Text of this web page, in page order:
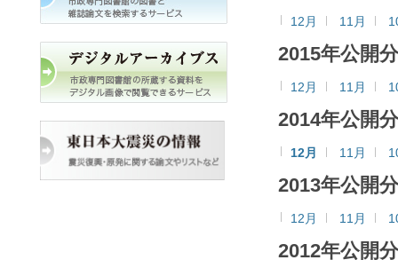
12月 11月
2015年公開分
12月 11月
2014年公開分
12月 11月
2013年公開分
12月 11月
2012年公開分